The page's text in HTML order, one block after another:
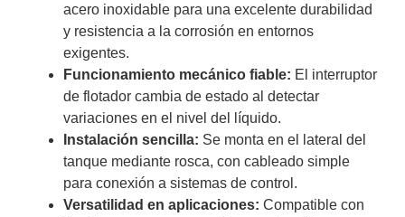
acero inoxidable para una excelente durabilidad
y resistencia a la corrosión en entornos
exigentes.
Funcionamiento mecánico fiable: El interruptor
de flotador cambia de estado al detectar
variaciones en el nivel del líquido.
Instalación sencilla: Se monta en el lateral del
tanque mediante rosca, con cableado simple
para conexión a sistemas de control.
Versatilidad en aplicaciones: Compatible con